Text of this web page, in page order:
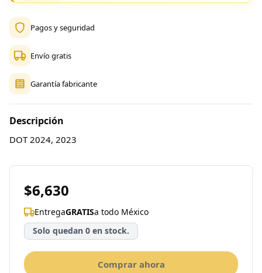
Pagos y seguridad
Envío gratis
Garantía fabricante
Descripción
DOT 2024, 2023
$6,630
EntregaGRATISa todo México
Solo quedan 0 en stock.
Comprar ahora